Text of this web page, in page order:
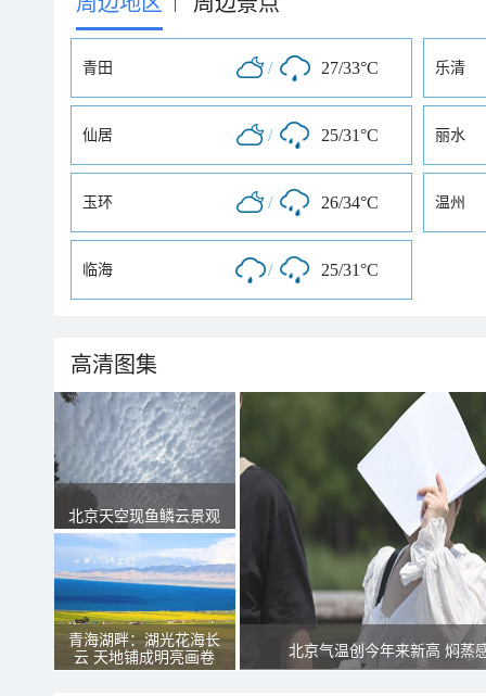
青田 / 27/33°C 乐清
仙居 / 25/31°C 丽水
玉环 / 26/34°C 温州
临海 / 25/31°C
高清图集
北京天空现鱼鳞云景观
青海湖畔：湖光花海长
云 天地铺成明亮画卷
北京气温创今年来新高 焖蒸